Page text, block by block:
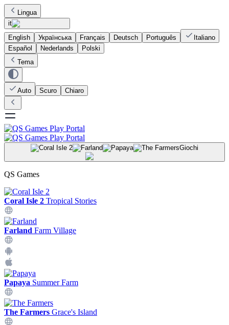
Lingua
it
English
Українська Français Deutsch Português
Italiano
Español
Nederlands
Polski
Tema
Auto Scuro Chiaro
Giochi
QS Games
Coral Isle 2 Tropical Stories
Farland Farm Village
Papaya Summer Farm
The Farmers Grace's Island